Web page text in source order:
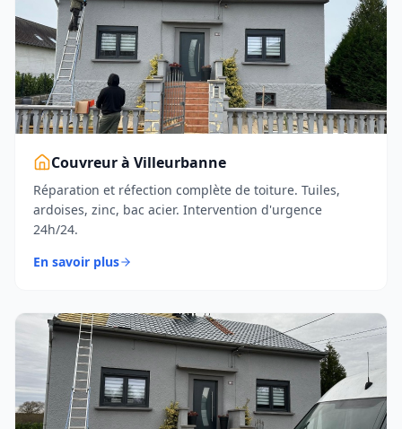
Couvreur à Villeurbanne
Réparation et réfection complète de toiture. Tuiles,
ardoises, zinc, bac acier. Intervention d'urgence
24h/24.
En savoir plus